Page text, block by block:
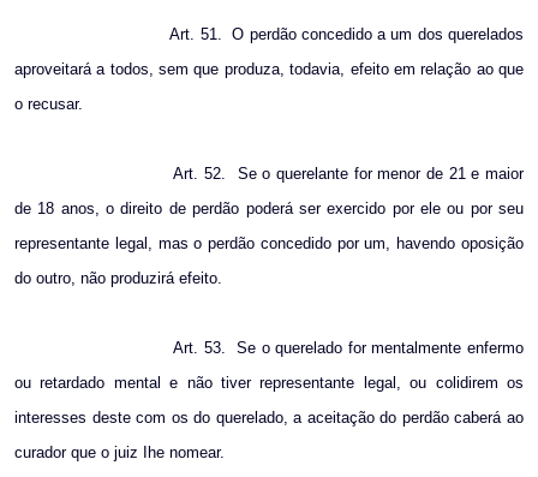
Art. 51.
O perdão concedido a um dos querelados
aproveitará a todos, sem que produza, todavia, efeito em relação ao que
o recusar.
Art. 52.
Se o querelante for menor de 21 e maior
de 18 anos, o direito de perdão poderá ser exercido por ele ou por seu
representante legal, mas o perdão concedido por um, havendo oposição
do outro, não produzirá efeito.
Art. 53.
Se o querelado for mentalmente enfermo
ou retardado mental e não tiver representante legal, ou colidirem os
interesses deste com os do querelado, a aceitação do perdão caberá ao
curador que o juiz Ihe nomear.